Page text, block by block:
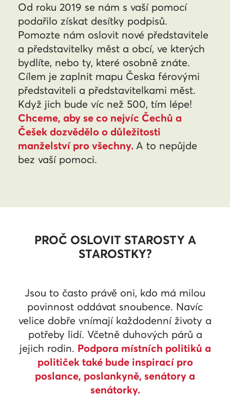
Od roku 2019 se nám s vaší pomocí
podařilo získat desítky podpisů.
Pomozte nám oslovit nové představitele
a představitelky měst a obcí, ve kterých
bydlíte, nebo ty, které osobně znáte.
Cílem je zaplnit mapu Česka férovými
představiteli a představitelkami měst.
Když jich bude víc než 500, tím lépe!
Chceme, aby se co nejvíc Čechů a
Češek dozvědělo o důležitosti
manželství pro všechny.A to nepůjde
bez vaší pomoci.
PROČ OSLOVIT STAROSTY A
STAROSTKY?
Jsou to často právě oni, kdo má milou
povinnost oddávat snoubence. Navíc
velice dobře vnímají každodenní životy a
potřeby lidí. Včetně duhových párů a
jejich rodin. Podpora místních politiků a
političek také bude inspirací pro
poslance, poslankyně, senátory a
senátorky.